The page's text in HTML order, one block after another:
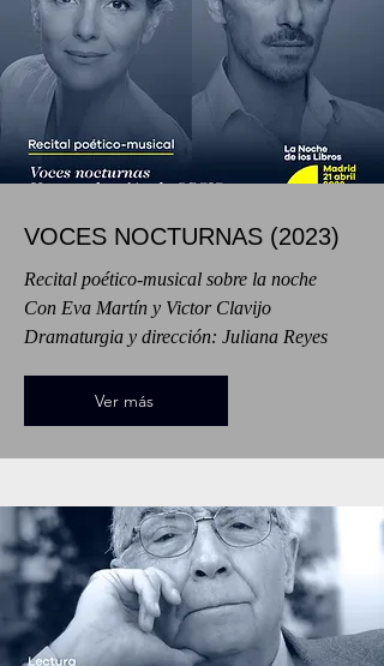
VOCES NOCTURNAS (2023)
Recital poético-musical sobre la noche
Con Eva Martín y Victor Clavijo
Dramaturgia y dirección: Juliana Reyes
Ver más